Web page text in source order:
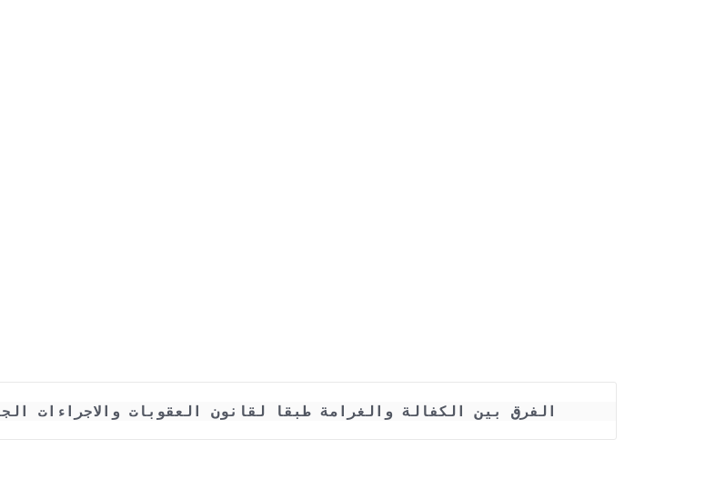
الفرق بين الكفالة والغرامة طبقا لقانون العقوبات والاجراءات